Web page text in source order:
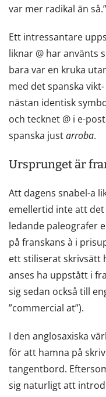
var mer radikal än så.”
Ett intressantare
liknar @ har använts
bara var en kruka
med det spanska
nästan identisk
och tecknet @ i e-
spanska justarroba.
Ursprunget är
Att dagens snabel-a
emellertid inte att
ledande paleografer
på franskans à i
ett stiliserat skrivsätt
anses ha uppstått i
sig sedan också till
”commercial at”).
I den anglosaxiska
för att hamna på
tangentbord.
sig naturligt att